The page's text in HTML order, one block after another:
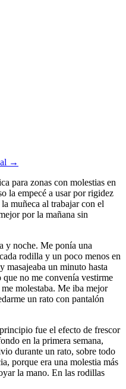
→
para zonas con molestias en
la empecé a usar por rigidez
muñeca al trabajar con el
por la mañana sin
y noche. Me ponía una
rodilla y un poco menos en
masajeaba un minuto hasta
no me convenía vestirme
molestaba. Me iba mejor
un rato con pantalón
fue el efecto de frescor
en la primera semana,
durante un rato, sobre todo
porque era una molestia más
la mano. En las rodillas